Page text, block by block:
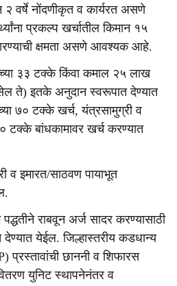
२ वर्षे नोंदणीकृत व कार्यरत असणे
प्रकल्प खर्चातील किमान १५
क्षमता असणे आवश्यक आहे.
३३ टक्के किंवा कमाल २५ लाख
ते) इतके अनुदान स्वरूपात देण्यात
७० टक्के खर्च, यंत्रसामुग्री व
टक्के बांधकामावर खर्च करण्यात
व इमारत/साठवण पायाभूत
राबवून अर्ज सादर करण्यासाठी
देण्यात येईल. जिल्हास्तरीय कडधान्य
प्रस्तावांची छाननी व शिफारस
युनिट स्थापनेनंतर व